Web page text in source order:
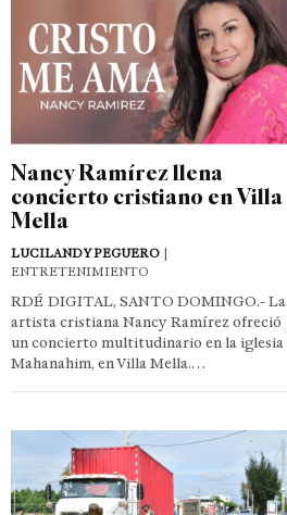
Nancy Ramírez llena
concierto cristiano en Villa
Mella
LUCILANDY PEGUERO
ENTRETENIMIENTO
RDÉ DIGITAL, SANTO DOMINGO.- La
artista cristiana Nancy Ramírez ofreció
un concierto multitudinario en la iglesia
Mahanahim, en Villa Mella.…